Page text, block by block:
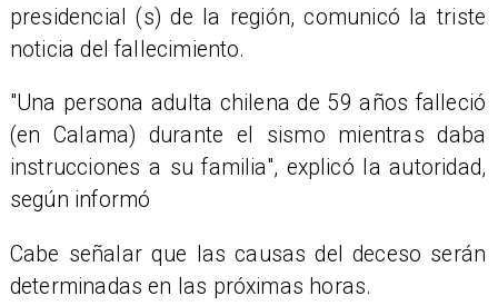
presidencial (s) de la región, comunicó la triste
noticia del fallecimiento.
"Una persona adulta chilena de 59 años falleció
(en Calama) durante el sismo mientras daba
instrucciones a su familia", explicó la autoridad,
según informó
​Cabe señalar que las causas del deceso serán
determinadas en las próximas horas.